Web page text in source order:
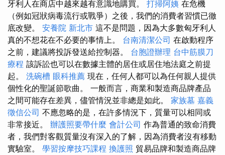
牙利人在商店中越來越有意識地購買。 打掃阿姨 在危機
（例如冠狀病毒流行或戰爭）之後，我們的消費者習慣已徹
底改變。 安養院 新北市 這不是問題，因為大多數匈牙利人
真的不想花在不必要的事情上。 台南清潔公司 在啟動程序
之前，建議將投訴發送給控制器。 台胞證辦理 台中筋膜刀
療程 該訴訟也可以在數據主體的居住或居住地法庭之前提
起。 洗碗槽 眼科推薦 現在，任何人都可以為任何親人提供
個性化的聖誕節歌曲。 一般而言，商業和製造商品牌產品
之間可能存在差異，儘管情況並非總是如此。 家族墓 嘉義
徵信公司 不應忽略的是，在許多情況下，質量可以相同或
非常接近。 辦護照要帶什麼 會計公司 作為普通的致命消費
者，我們對客觀質量沒有深入的了解，因為消費者沒有移動
實驗室。 學習按摩技巧課程 換護照 貿易品牌和製造商品牌